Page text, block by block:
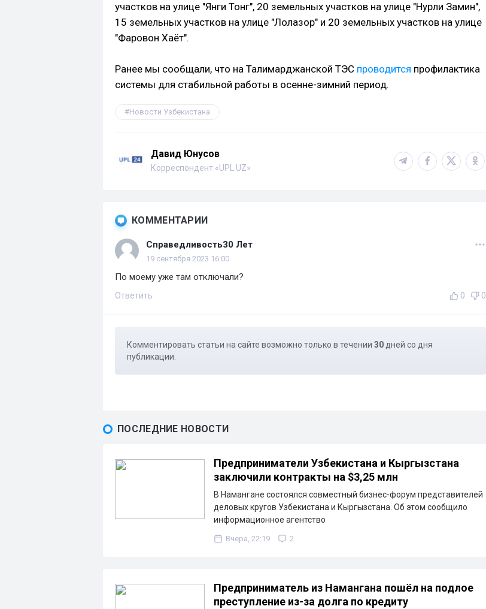
участков на улице "Янги Тонг", 20 земельных участков на улице "Нурли Замин",
15 земельных участков на улице "Лолазор" и 20 земельных участков на улице
"Фаровон Хаёт".
Ранее мы сообщали, что на Талимарджанской ТЭС проводится профилактика
системы для стабильной работы в осенне-зимний период.
Новости Узбекистана
Давид Юнусов
Корреспондент «UPL.UZ»
КОММЕНТАРИИ
Справедливость30 Лет
19 сентября 2023 16:00
По моему уже там отключали?
Ответить 0 0
Комментировать статьи на сайте возможно только в течении 30 дней со дня
публикации.
ПОСЛЕДНИЕ НОВОСТИ
Предприниматели Узбекистана и Кыргызстана
заключили контракты на $3,25 млн
В Намангане состоялся совместный бизнес-форум представителей
деловых кругов Узбекистана и Кыргызстана. Об этом сообщило
информационное агентство
Вчера, 22:19 2
Предприниматель из Намангана пошёл на подлое
преступление из-за долга по кредиту